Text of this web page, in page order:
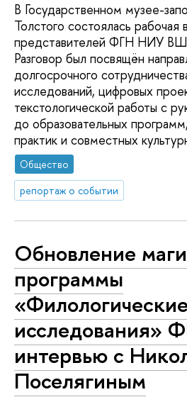
В Государственном музее-
Толстого состоялась рабочая
представителей ФГН НИУ
Разговор был посвящён
долгосрочного
исследований, цифровых
текстологической работы с
до образовательных
практик и совместных
Общество
репортаж о событии
Обновление
программы
«Филологические
исследования»
интервью с
Поселягиным